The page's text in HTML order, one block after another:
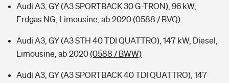
Audi A3, GY (A3 SPORTBACK 30 G-TRON), 96 kW,
Erdgas NG, Limousine, ab 2020(0588 / BVQ)
Audi A3, GY (A3 STH 40 TDI QUATTRO), 147 kW, Diesel,
Limousine, ab 2020(0588 / BWW)
Audi A3, GY (A3 SPORTBACK 40 TDI QUATTRO), 147